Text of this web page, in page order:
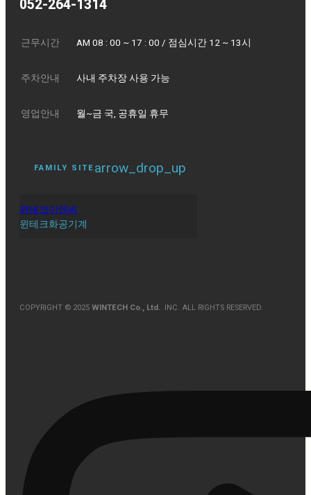
052-264-1314
근무시간 AM 08 : 00 ~ 17 : 00 / 점심시간 12 ~ 13시
주차안내 사내 주차장 사용 가능
영업안내 월~금 국, 공휴일 휴무
FAMILY SITE arrow_drop_up
윈테크이엔씨
윈테크화공기계
COPYRIGHT © 2025WINTECH Co., Ltd. INC. ALL RIGHTS RESERVED.